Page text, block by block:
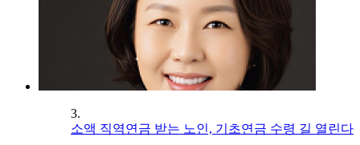
3.
소액 직역연금 받는 노인, 기초연금 수령 길 열린다